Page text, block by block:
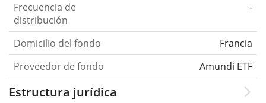
Frecuencia de
distribución
-
Domicilio del fondo
Francia
Proveedor de fondo
Amundi ETF
Estructura jurídica